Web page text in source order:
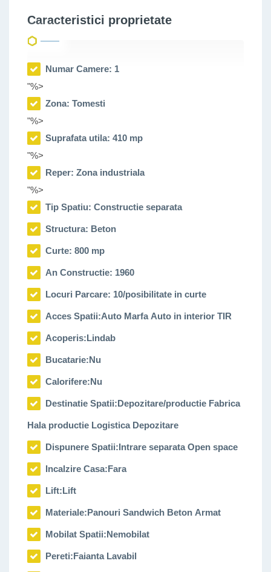
parcare.
La inchiriere se percep 2 luni de garantie si chiria
Comision negociabil.
ID intern: 2171
Aceasta oferta apartine Companiei Palace Real Estate
Caracteristici proprietate
Numar Camere: 1
"%>
Zona: Tomesti
"%>
Suprafata utila: 410 mp
"%>
Reper: Zona industriala
"%>
Tip Spatiu: Constructie separata
Structura: Beton
Curte: 800 mp
An Constructie: 1960
Locuri Parcare: 10/posibilitate in curte
Acces Spatii:Auto Marfa Auto in interior TIR
Acoperis:Lindab
Bucatarie:Nu
Calorifere:Nu
Destinatie Spatii:Depozitare/productie Fabrica
Hala productie Logistica Depozitare
Dispunere Spatii:Intrare separata Open space
Incalzire Casa:Fara
Lift:Lift
Materiale:Panouri Sandwich Beton Armat
Mobilat Spatii:Nemobilat
Pereti:Faianta Lavabil